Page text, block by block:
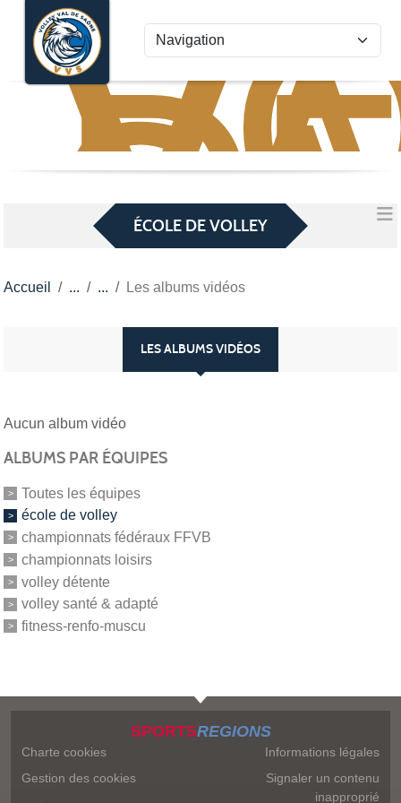
ÉCOLE DE VOLLEY
Accueil Les albums vidéos
LES ALBUMS VIDÉOS
Aucun album vidéo
ALBUMS PAR ÉQUIPES
Toutes les équipes
école de volley
championnats fédéraux FFVB
championnats loisirs
volley détente
volley santé & adapté
fitness-renfo-muscu
SPORTSREGIONS
Charte cookies
Gestion des cookies
Informations légales
Signaler un contenu
inapproprié
Panneau de gestion des cookies